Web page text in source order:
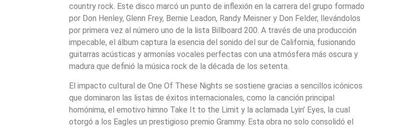
country rock. Este disco marcó un punto de inflexión en la carrera del grupo formado
por Don Henley, Glenn Frey, Bernie Leadon, Randy Meisner y Don Felder, llevándolos
por primera vez al número uno de la lista Billboard 200. A través de una producción
impecable, el álbum captura la esencia del sonido del sur de California, fusionando
guitarras acústicas y armonías vocales perfectas con una atmósfera más oscura y
madura que definió la música rock de la década de los setenta.
El impacto cultural de One Of These Nights se sostiene gracias a sencillos icónicos
que dominaron las listas de éxitos internacionales, como la canción principal
homónima, el emotivo himno Take It to the Limit y la aclamada Lyin’ Eyes, la cual
otorgó a los Eagles un prestigioso premio Grammy. Esta obra no solo consolidó el